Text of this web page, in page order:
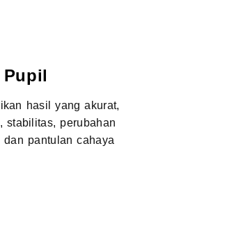
hasil yang akurat,
stabilitas, perubahan
pantulan cahaya